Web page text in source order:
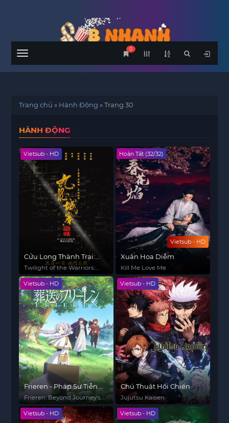
Menu
0
Trang chủ » Hành Động »Trang 30
HÀNH ĐỘNG
Vietsub - HD
Cửu Long Thành Trại:
Vây Thành
Twilight of the Warriors:
Walled In
Vietsub - HD
Hoàn Tất (32/32)
Xuân Hoa Diễm
Kill Me Love Me
Vietsub - HD
Frieren - Pháp Sư Tiễn
Táng
Frieren: Beyond Journey's
End
Vietsub - HD
Chú Thuật Hồi Chiến
Jujutsu Kaisen
Vietsub - HD Vietsub - HD